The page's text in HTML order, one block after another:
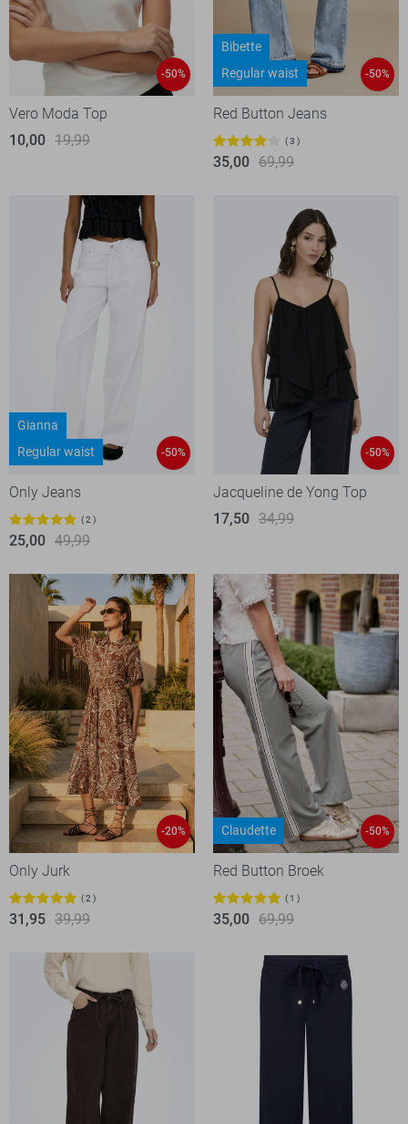
-50%
Vero Moda Top
10,00 19,99
Bibette
Regular waist
-50%
Red Button Jeans
3
35,00 69,99
Gianna
Regular waist
-50%
Only Jeans
2
25,00 49,99
-50%
Jacqueline de Yong Top
17,50 34,99
-20%
Only Jurk
2
31,95 39,99
Claudette -50%
Red Button Broek
1
35,00 69,99